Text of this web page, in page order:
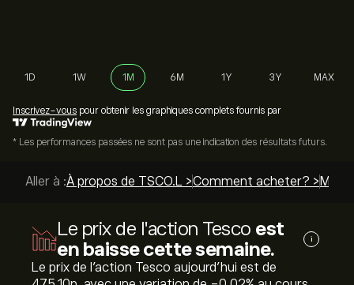
1D 1W 1M 6M 1Y 3Y MAX
Inscrivez-vous pour obtenir les graphiques complets fournis par
* Les performances passées ne sont pas une indication des résultats futurs.
Aller à :À propos de TSCO.L >Comment acheter? >
Le prix de l'action Tesco est
en baisse cette semaine.
i
Le prix de l'action Tesco aujourd'hui est de